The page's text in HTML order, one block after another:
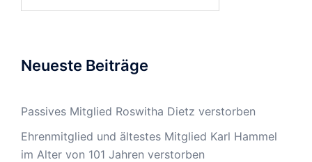
Neueste Beiträge
Passives Mitglied Roswitha Dietz verstorben
Ehrenmitglied und ältestes Mitglied Karl Hammel
im Alter von 101 Jahren verstorben